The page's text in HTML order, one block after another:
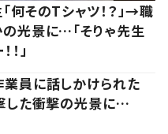
そのTシャツ！？」→職
光景に…「そりゃ先生
」
員に話しかけられた
した衝撃の光景に…